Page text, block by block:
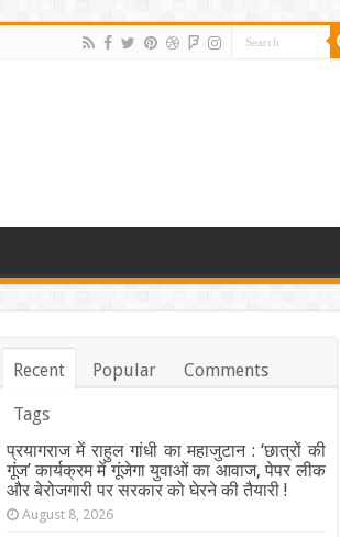
Recent Popular Comments
Tags
प्रयागराज में राहुल गांधी का महाजुटान : ‘छात्रों की
गूंज’ कार्यक्रम में गूंजेगा युवाओं का आवाज, पेपर लीक
और बेरोजगारी पर सरकार को घेरने की तैयारी !
August 8, 2026